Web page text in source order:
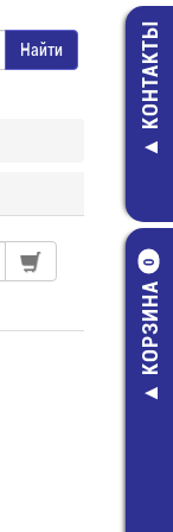
КОНТАКТЫ
КОРЗИНА
0